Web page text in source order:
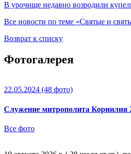
В урочище недавно возродили
Все новости по теме «Святые и
Возврат к списку
Фотогалерея
22.05.2024 (48 фото)
Служение митрополита Корнилия
Все фото